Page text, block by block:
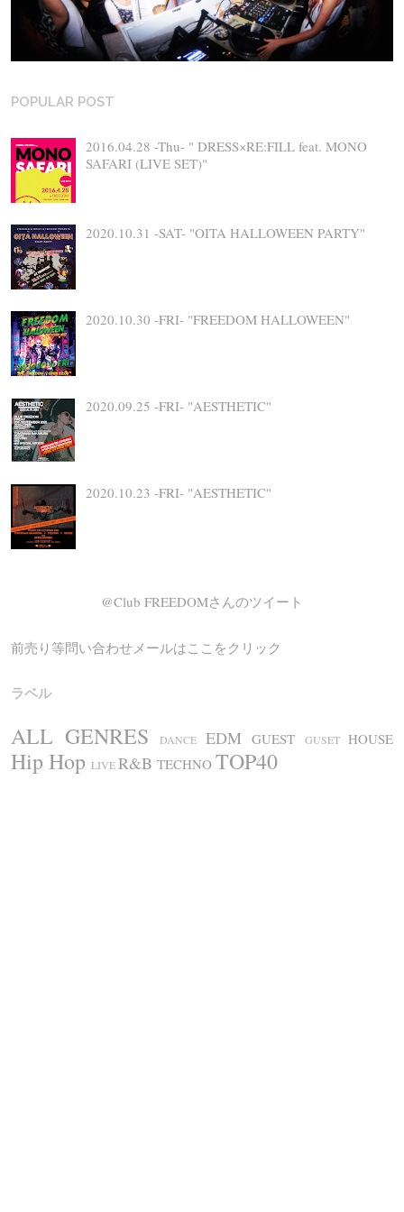
POPULAR POST
2016.04.28 -Thu- " DRESS×RE:FILL feat. MONO
SAFARI (LIVE SET)"
2020.10.31 -SAT- "OITA HALLOWEEN PARTY"
2020.10.30 -FRI- "FREEDOM HALLOWEEN"
2020.09.25 -FRI- "AESTHETIC"
2020.10.23 -FRI- "AESTHETIC"
@Club FREEDOMさんのツイート
前売り等問い合わせメールはここをクリック
ラベル
ALL GENRES DANCE EDM GUEST GUSET HOUSE
Hip Hop LIVER&B TECHNO TOP40